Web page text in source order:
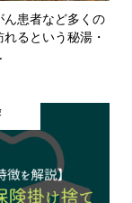
ん患者など多くの
るという秘湯・